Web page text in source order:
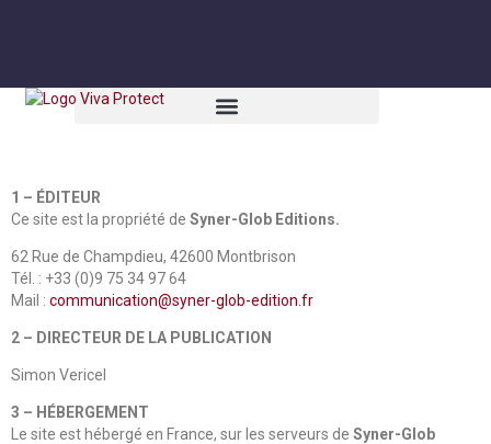
1 – ÉDITEUR
Ce site est la propriété de Syner-Glob Editions.
62 Rue de Champdieu, 42600 Montbrison
Tél. : +33 (0)9 75 34 97 64
Mail : communication@syner-glob-edition.fr
2 – DIRECTEUR DE LA PUBLICATION
Simon Vericel
3 – HÉBERGEMENT
Le site est hébergé en France, sur les serveurs de Syner-Glob